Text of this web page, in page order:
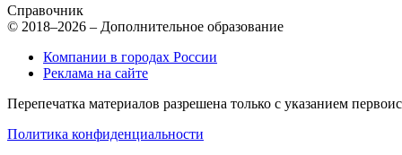
Справочник
© 2018–2026 – Дополнительное образование
Компании в городах России
Реклама на сайте
Перепечатка материалов разрешена только с указанием
Политика конфиденциальности